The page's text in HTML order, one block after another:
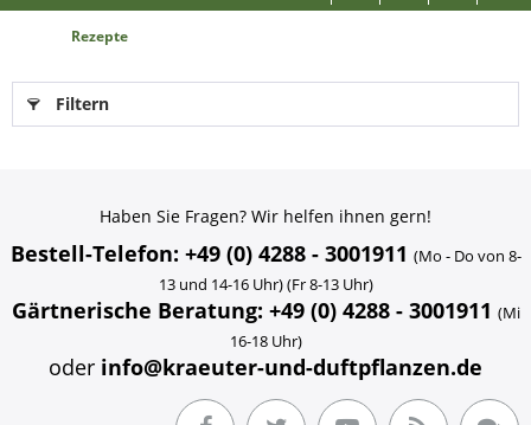
Wunschliste
Rezepte
Filtern
Haben Sie Fragen? Wir helfen ihnen gern!
Bestell-Telefon: +49 (0) 4288 - 3001911 (Mo - Do von 8-
13 und 14-16 Uhr) (Fr 8-13 Uhr)
Gärtnerische Beratung: +49 (0) 4288 - 3001911 (Mi
16-18 Uhr)
oder info@kraeuter-und-duftpflanzen.de